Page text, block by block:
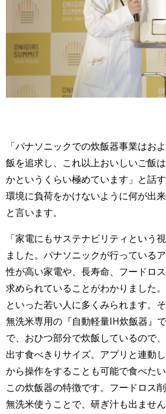
「パナソニックでの炊飯器事業はお
飯を追求し、これ以上おいしいご飯
かというくらい極めています」と話
環境に負荷をかけないように何が出
と言います。
「家電にもサステナビリティという
ました。パナソニックが行っている
性が高い家電や、長寿命、フードロ
求められていることがわかりました
といった若い人に多くみられます。
無洗米専用の『自動軽量IH炊飯器』
で、おひつ部分で炊飯しているので
出す食べきりサイズ。アプリと連動
から操作をすることも可能で食べた
この炊飯器の特徴です。フードロス
無洗米使うことで、研ぎ汁も出ません